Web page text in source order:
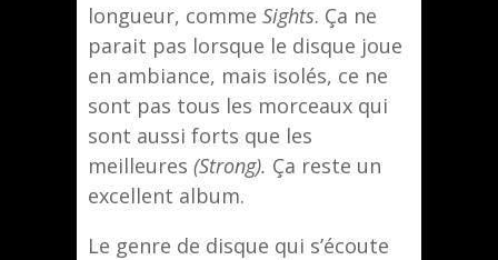
longueur, comme Sights. Ça ne
parait pas lorsque le disque joue
en ambiance, mais isolés, ce ne
sont pas tous les morceaux qui
sont aussi forts que les
meilleures (Strong). Ça reste un
excellent album.
Le genre de disque qui s’écoute